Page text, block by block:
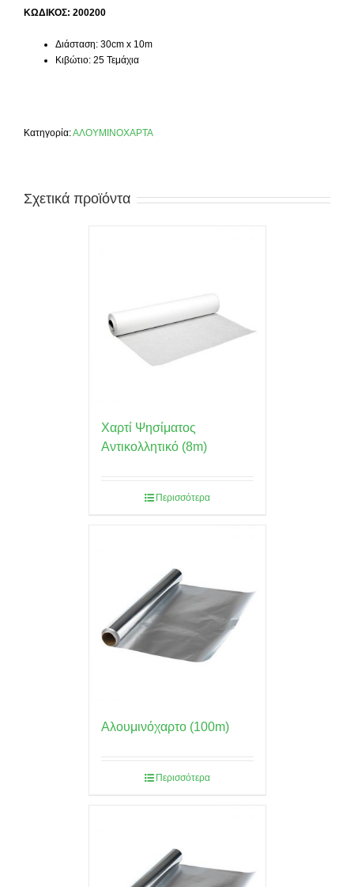
ΚΩΔΙΚΟΣ: 200200
Διάσταση: 30cm x 10m
Κιβώτιο: 25 Τεμάχια
Κατηγορία:ΑΛΟΥΜΙΝΟΧΑΡΤΑ
Σχετικά προϊόντα
Χαρτί Ψησίματος
Αντικολλητικό (8m)
Περισσότερα
Αλουμινόχαρτο (100m)
Περισσότερα